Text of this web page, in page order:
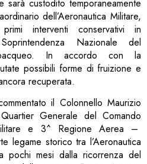
custodito temporaneamente
dell’Aeronautica Militare,
interventi conservativi in
Nazionale del
In accordo con la
possibili forme di fruizione e
recuperata.
il Colonnello Maurizio
Generale del Comando
e 3^ Regione Aerea –
legame storico tra l’Aeronautica
mesi dalla ricorrenza del